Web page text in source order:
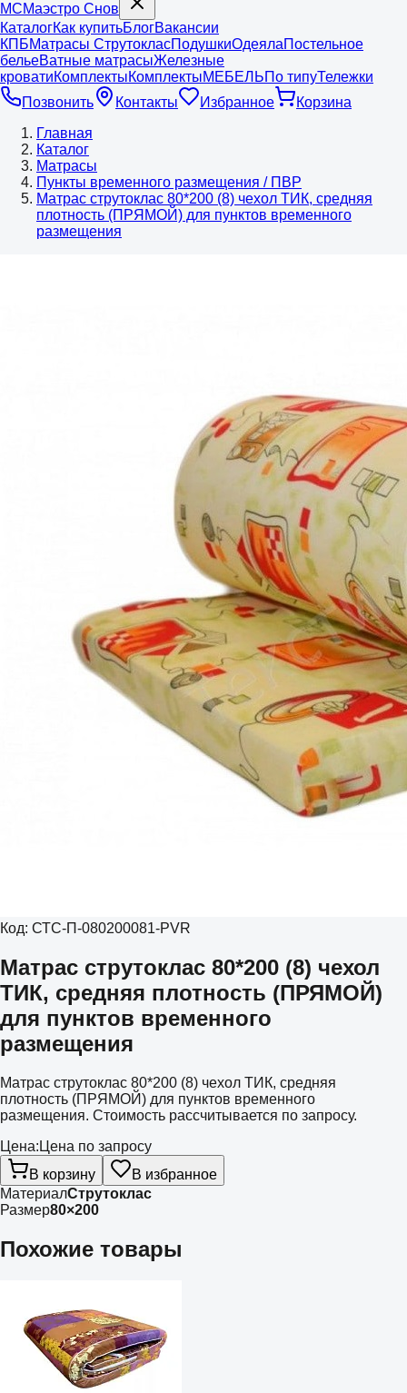
МСМаэстро Снов
КаталогКак купитьБлогВакансии
КПБМатрасы СтрутокласПодушкиОдеялаПостельное
бельеВатные матрасыЖелезные
кроватиКомплектыКомплектыМЕБЕЛЬПо типуТележки
Позвонить
Контакты Избранное
Корзина
Главная
Каталог
Матрасы
Пункты временного размещения / ПВР
Матрас струтоклас 80*200 (8) чехол ТИК, средняя
плотность (ПРЯМОЙ) для пунктов временного
размещения
Код: СТС-П-080200081-PVR
Матрас струтоклас 80*200 (8) чехол
ТИК, средняя плотность (ПРЯМОЙ)
для пунктов временного
размещения
Матрас струтоклас 80*200 (8) чехол ТИК, средняя
плотность (ПРЯМОЙ) для пунктов временного
размещения. Стоимость рассчитывается по запросу.
Цена: Цена по запросу
В корзину
В избранное
МатериалСтрутоклас
Размер80×200
Похожие товары